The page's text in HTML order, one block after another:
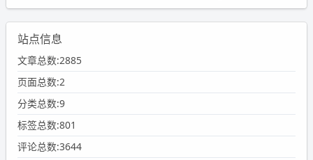
站点信息
文章总数:2885
页面总数:2
分类总数:9
标签总数:801
评论总数:3644